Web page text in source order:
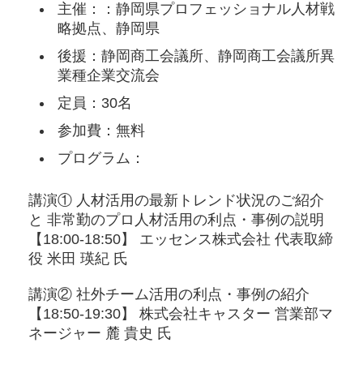
主催：：静岡県プロフェッショナル人材戦
略拠点、静岡県
後援：静岡商工会議所、静岡商工会議所異
業種企業交流会
定員：30名
参加費：無料
プログラム：
講演① 人材活用の最新トレンド状況のご紹介
と 非常勤のプロ人材活用の利点・事例の説明
【18:00-18:50】 エッセンス株式会社 代表取締
役 米田 瑛紀 氏
講演② 社外チーム活用の利点・事例の紹介
【18:50-19:30】 株式会社キャスター 営業部マ
ネージャー 麓 貴史 氏